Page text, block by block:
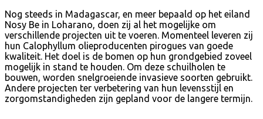
Nog steeds in Madagascar, en meer bepaald op het eiland
Nosy Be in Loharano, doen zij al het mogelijke om
verschillende projecten uit te voeren. Momenteel leveren zij
hun Calophyllum olieproducenten pirogues van goede
kwaliteit. Het doel is de bomen op hun grondgebied zoveel
mogelijk in stand te houden. Om deze schuilholen te
bouwen, worden snelgroeiende invasieve soorten gebruikt.
Andere projecten ter verbetering van hun levensstijl en
zorgomstandigheden zijn gepland voor de langere termijn.